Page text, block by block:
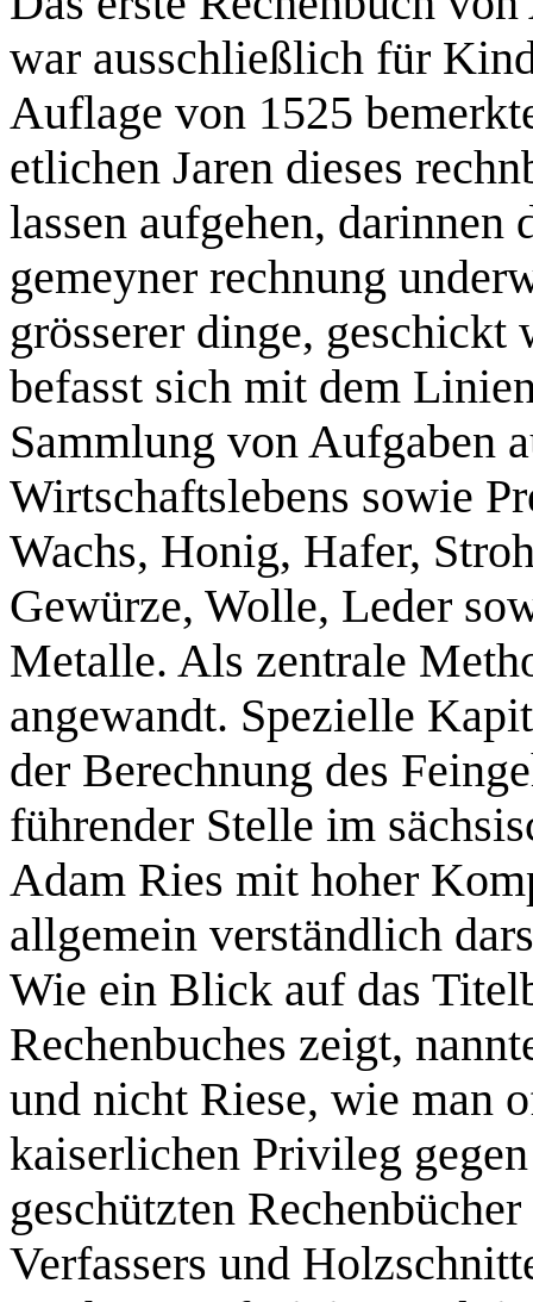
war ausschließlich für
Auflage von 1525
etlichen Jaren dieses
lassen aufgehen, darinnen
gemeyner rechnung
grösserer dinge,
befasst sich mit dem
Sammlung von Aufgaben
Wirtschaftslebens sowie
Wachs, Honig, Hafer,
Gewürze, Wolle, Leder
Metalle. Als zentrale
angewandt. Spezielle
der Berechnung des
führender Stelle im
Adam Ries mit hoher
allgemein verständlich
Wie ein Blick auf das
Rechenbuches zeigt,
und nicht Riese, wie man
kaiserlichen Privileg
geschützten
Verfassers und